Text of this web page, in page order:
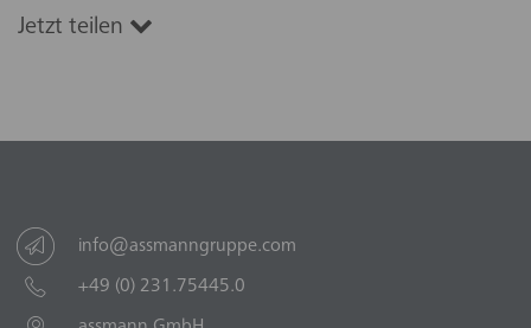
Jetzt teilen
info@assmanngruppe.com
+49 (0) 231.75445.0